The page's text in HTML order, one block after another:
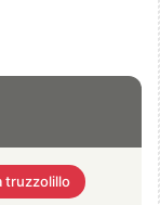
truzzolillo